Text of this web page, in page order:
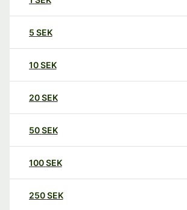
5 SEK
10SEK
20SEK
50SEK
100SEK
250SEK